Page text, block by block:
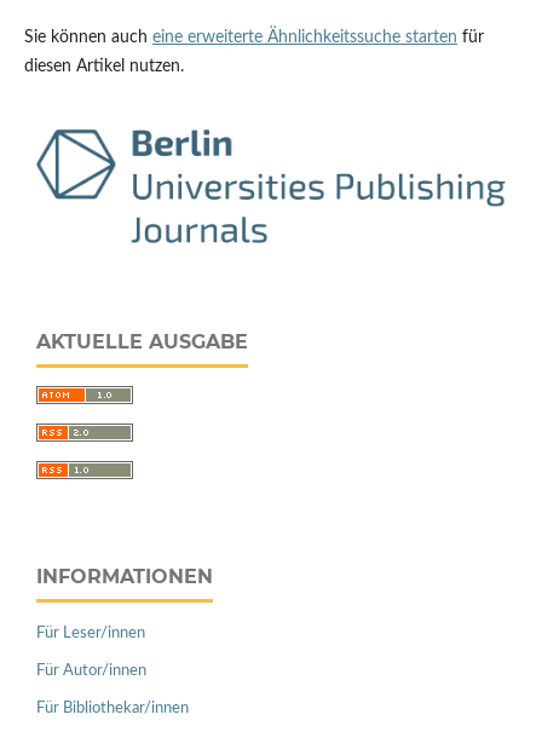
Sie können auch eine erweiterte Ähnlichkeitssuche starten für
diesen Artikel nutzen.
AKTUELLE AUSGABE
INFORMATIONEN
Für Leser/innen
Für Autor/innen
Für Bibliothekar/innen